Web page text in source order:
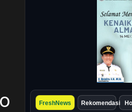
FreshNews Rekomendasi